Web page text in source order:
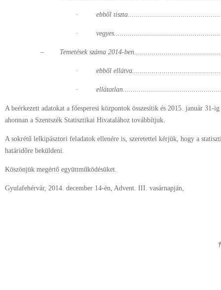
· ebből
·
– Temetések száma 2014-
· ebből
·
A beérkezett adatokat a főesperesi központok összesítik és 2015. január 31-
ahonnan a Szentszék Statisztikai Hivatalához továbbítjuk.
A sokrétű lelkipásztori feladatok ellenére is, szeretettel kérjük, hogy a
határidőre beküldeni.
Köszönjük megértő együttműködésüket.
Gyulafehérvár, 2014. december 14-én, Advent. III. vasárnapján,